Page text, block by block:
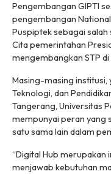
Pengembangan GIPTI
pengembangan National
Puspiptek sebagai
Cita pemerintahan
mengembangkan STP di
Masing-masing institusi,
Teknologi, dan
Tangerang, Universitas
mempunyai peran yang
satu sama lain dalam
“Digital Hub merupakan
menjawab kebutuhan